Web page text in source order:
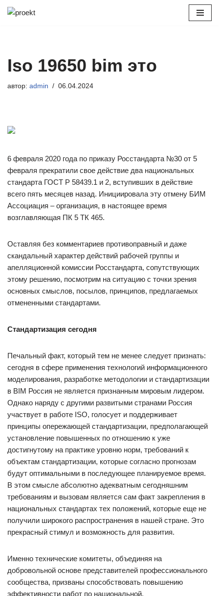
Iso 19650 bim это
автор: admin 06.04.2024
6 февраля 2020 года по приказу Росстандарта №30 от 5
февраля прекратили свое действие два национальных
стандарта ГОСТ Р 58439.1 и 2, вступивших в действие
всего пять месяцев назад. Инициировала эту отмену БИМ
Ассоциация – организация, в настоящее время
возглавляющая ПК 5 ТК 465.
Оставляя без комментариев противоправный и даже
скандальный характер действий рабочей группы и
апелляционной комиссии Росстандарта, сопутствующих
этому решению, посмотрим на ситуацию с точки зрения
основных смыслов, посылов, принципов, предлагаемых
отмененными стандартами.
Стандартизация сегодня
Печальный факт, который тем не менее следует признать:
сегодня в сфере применения технологий информационного
моделирования, разработке методологии и стандартизации
в BIM Россия не является признанным мировым лидером.
Однако наряду с другими развитыми странами Россия
участвует в работе ISO, голосует и поддерживает
принципы опережающей стандартизации, предполагающей
установление повышенных по отношению к уже
достигнутому на практике уровню норм, требований к
объектам стандартизации, которые согласно прогнозам
будут оптимальными в последующее планируемое время.
В этом смысле абсолютно адекватным сегодняшним
требованиям и вызовам является сам факт закрепления в
национальных стандартах тех положений, которые еще не
получили широкого распространения в нашей стране. Это
прекрасный стимул и возможность для развития.
Именно технические комитеты, объединяя на
добровольной основе представителей профессионального
сообщества, призваны способствовать повышению
эффективности работ по национальной,